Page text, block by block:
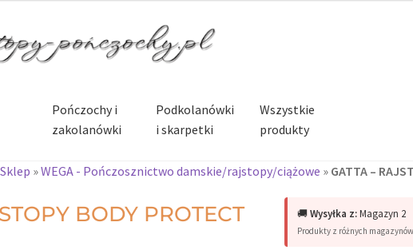
Pończochy i
zakolanówki
Podkolanówki
i skarpetki
Wszystkie
produkty
Sklep »WEGA - Pończosznictwo damskie/rajstopy/ciążowe » GATTA –
BODY PROTECT
🚚Wysyłka z:Magazyn 2
Produkty z różnych